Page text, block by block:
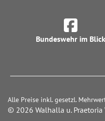
Bundeswehr im Blick
Alle Preise inkl. gesetzl.
© 2026 Walhalla u. Praetoria